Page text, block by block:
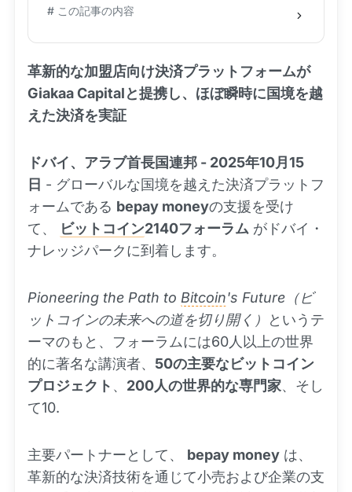
# この記事の内容
革新的な加盟店向け決済プラットフォームが
Giakaa Capitalと提携し、ほぼ瞬時に国境を越
えた決済を実証
ドバイ、アラブ首長国連邦 - 2025年10月15
日 - グローバルな国境を越えた決済プラットフ
ォームである bepay moneyの支援を受け
て、
ビットコイン2140フォーラム がドバイ・
ナレッジパークに到着します。
Pioneering the Path to Bitcoin's Future（ビ
ットコインの未来への道を切り開く）
というテ
ーマのもと、フォーラムには60人以上の世界
的に著名な講演者、 50の主要なビットコイン
プロジェクト 、 200人の世界的な専門家、そし
て10.
主要パートナーとして、 bepay money は、
革新的な決済技術を通じて小売および企業の支